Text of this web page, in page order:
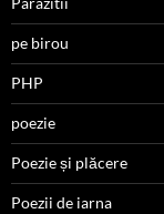
pe birou
PHP
poezie
Poezie și plăcere
Poezii de iarna